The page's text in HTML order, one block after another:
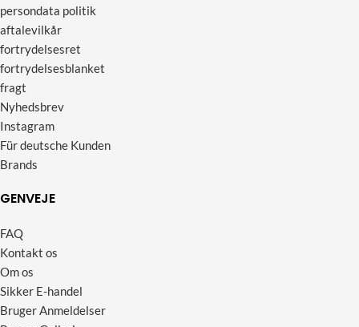
persondata politik
aftalevilkår
fortrydelsesret
fortrydelsesblanket
fragt
Nyhedsbrev
Instagram
Für deutsche Kunden
Brands
GENVEJE
FAQ
Kontakt os
Om os
Sikker E-handel
Bruger Anmeldelser